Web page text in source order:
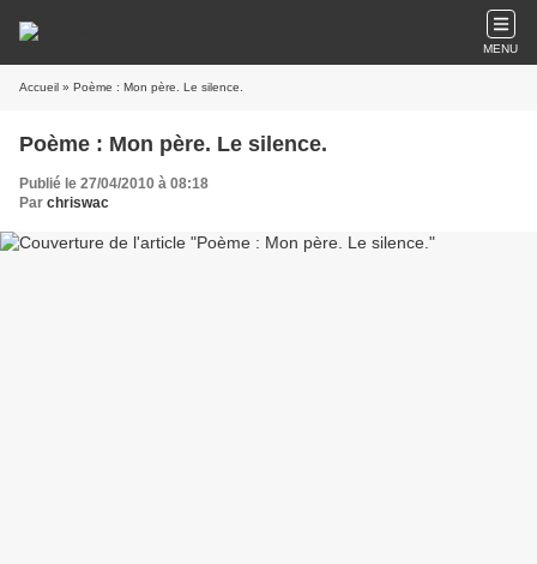
MENU
Accueil » Poème : Mon père. Le silence.
Poème : Mon père. Le silence.
Publié le 27/04/2010 à 08:18
Par chriswac